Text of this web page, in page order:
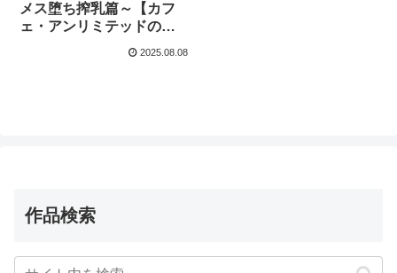
メス堕ち搾乳篇～【カフ
ェ・アンリミテッドの漫
2025.08.08
作品検索